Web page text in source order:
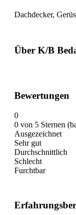
Dachdecker,
Über K/B
Bewertungen
0
0 von 5 Sternen
Ausgezeichnet
Sehr gut
Durchschnittlich
Schlecht
Furchtbar